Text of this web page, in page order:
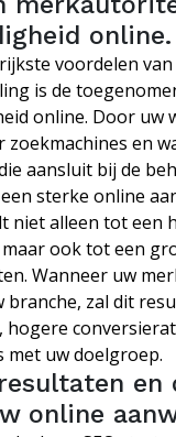
online.
voordelen van
is de
online. Door uw
en
aansluit bij de
sterke online
niet alleen tot een
ook tot een
Wanneer uw
branche, zal dit
uw doelgroep.
en
online